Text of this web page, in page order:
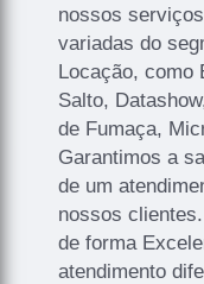
nossos
variadas do
Locação, como
Salto,
de Fumaça,
Garantimos a
de um
nossos
de forma
atendimento